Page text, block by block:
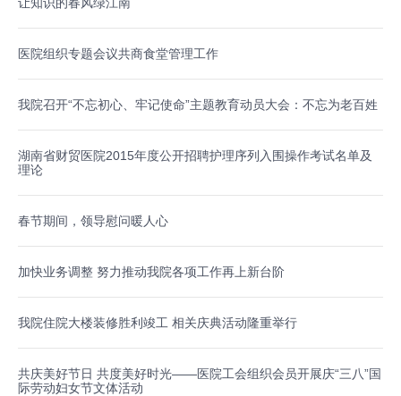
医院组织专题会议共商食堂管理工作
我院召开“不忘初心、牢记使命”主题教育动员大会：不忘为老百姓
湖南省财贸医院2015年度公开招聘护理序列入围操作考试名单及
理论
春节期间，领导慰问暖人心
加快业务调整 努力推动我院各项工作再上新台阶
我院住院大楼装修胜利竣工 相关庆典活动隆重举行
共庆美好节日 共度美好时光——医院工会组织会员开展庆“三八”国
际劳动妇女节文体活动